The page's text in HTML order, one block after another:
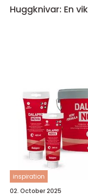
Huggknivar: En
inspiration
02. October 2025